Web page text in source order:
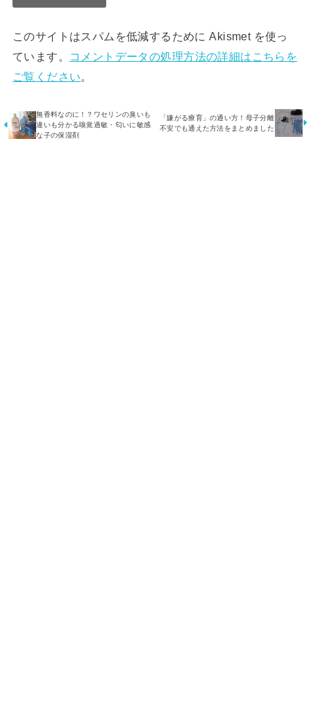
このサイトはスパムを低減するために Akismet を使っ
ています。
コメントデータの処理方法の詳細はこちらを
ご覧ください。
「嫌がる療育」の通い方！母子分離
不安でも通えた方法をまとめました
無香料なのに！？ワセリンの臭いも
違いも分かる嗅覚過敏・匂いに敏感
な子の保湿剤